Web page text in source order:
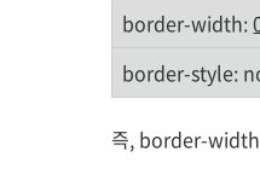
border-width:
border-style:
즉, border-width